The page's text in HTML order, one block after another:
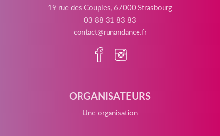
19 rue des Couples, 67000 Strasbourg
03 88 31 83 83
contact@runandance.fr
ORGANISATEURS
Une organisation